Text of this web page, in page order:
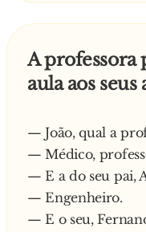
também quer
cabeça que sim, a
ao pegar no seu
você tem? O
DOIS????
A professora
aula aos
— João, qual a
— Médico,
— E a do seu pai,
— Engenheiro.
— E o seu,